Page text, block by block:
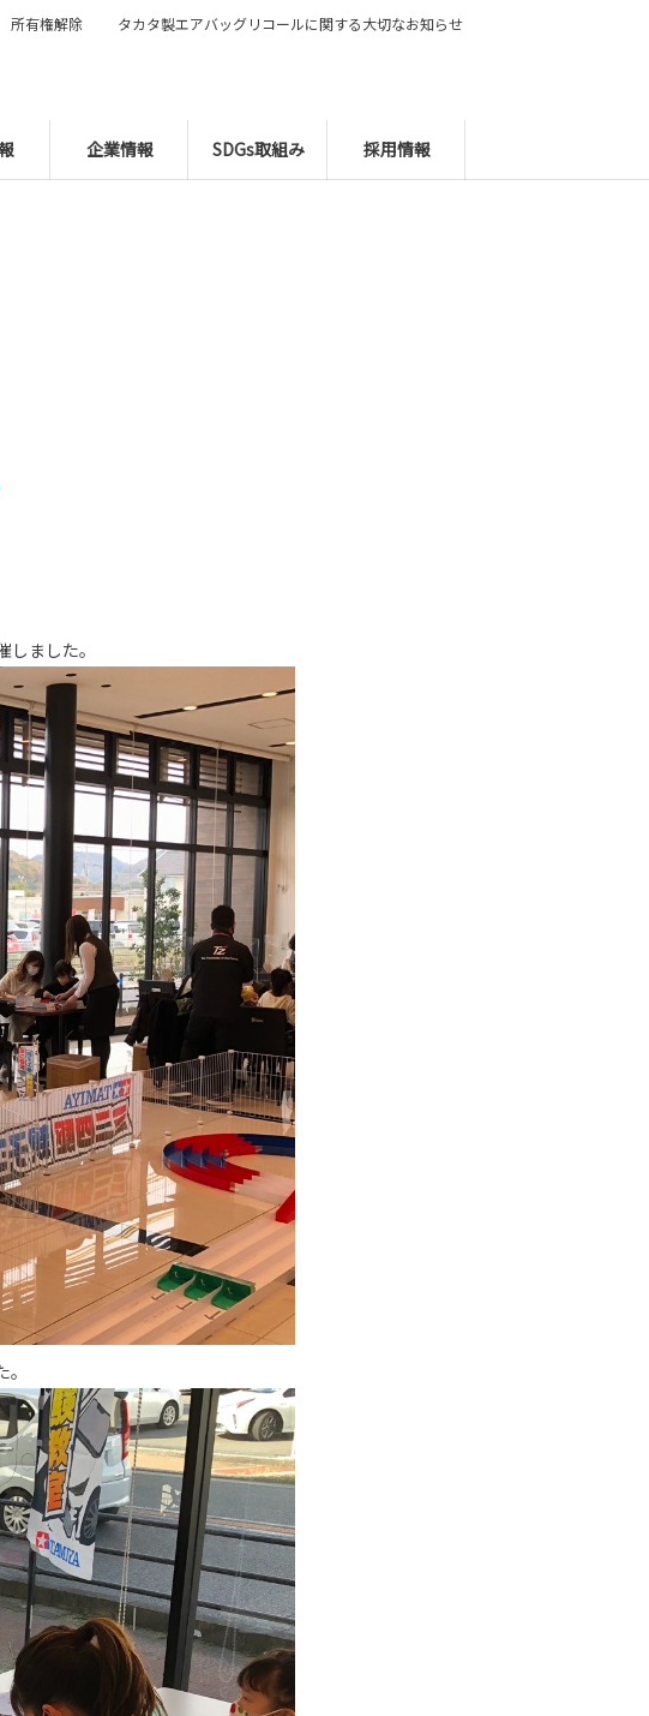
企業情報 SDGs取組み 採用情報
所有権解除 タカタ製エアバッグリコールに関する大切なお知らせ
ました。